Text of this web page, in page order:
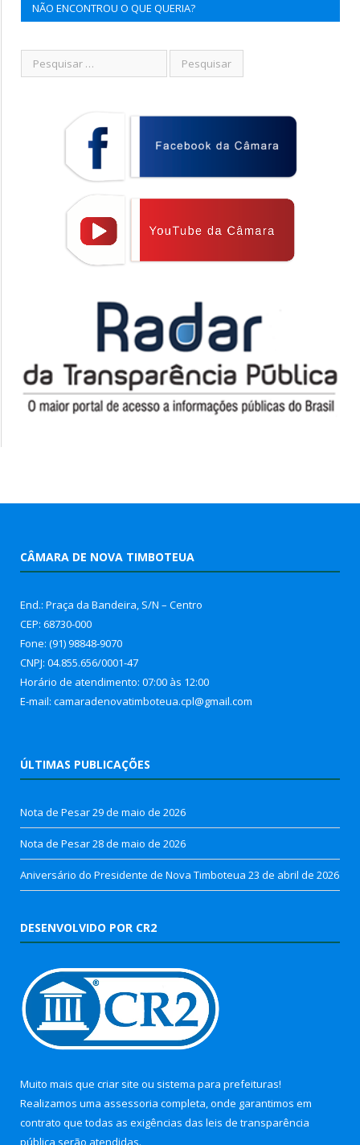
NÃO ENCONTROU O QUE QUERIA?
CÂMARA DE NOVA TIMBOTEUA
End.: Praça da Bandeira, S/N – Centro
CEP: 68730-000
Fone: (91) 98848-9070
CNPJ: 04.855.656/0001-47
Horário de atendimento: 07:00 às 12:00
E-mail: camaradenovatimboteua.cpl@gmail.com
ÚLTIMAS PUBLICAÇÕES
Nota de Pesar29 de maio de 2026
Nota de Pesar28 de maio de 2026
Aniversário do Presidente de Nova Timboteua 23 de abril de 2026
DESENVOLVIDO POR CR2
Muito mais que criar site ou sistema para prefeituras!
Realizamos uma assessoria completa, onde garantimos em
contrato que todas as exigências das leis de transparência
pública serão atendidas.